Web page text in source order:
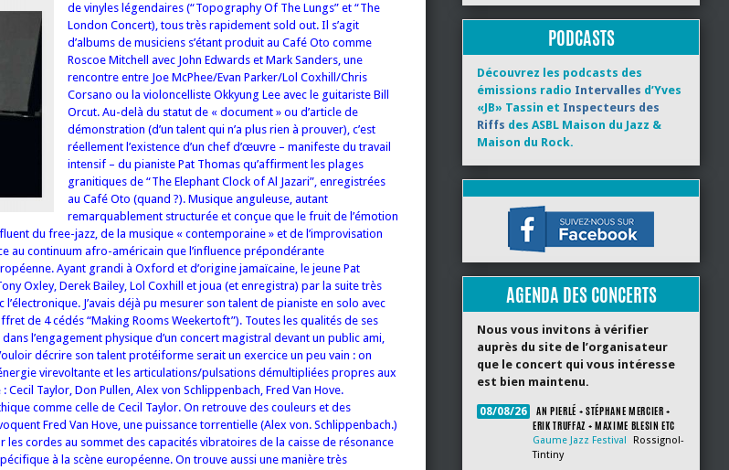
de vinyles légendaires (“Topography Of The Lungs” et “The
London Concert), tous très rapidement sold out. Il s’agit
d’albums de musiciens s’étant produit au Café Oto comme
Roscoe Mitchell avec John Edwards et Mark Sanders, une
rencontre entre Joe McPhee/Evan Parker/Lol Coxhill/Chris
Corsano ou la violoncelliste Okkyung Lee avec le guitariste Bill
Orcut. Au-delà du statut de « document » ou d’article de
démonstration (d’un talent qui n’a plus rien à prouver), c’est
réellement l’existence d’un chef d’œuvre – manifeste du travail
intensif – du pianiste Pat Thomas qu’affirment les plages
granitiques de “The Elephant Clock of Al Jazari”, enregistrées
au Café Oto (quand ?). Musique anguleuse, autant
remarquablement structurée et conçue que le fruit de l’émotion
du free-jazz, de la musique « contemporaine » et de l’improvisation
au continuum afro-américain que l’influence prépondérante
Ayant grandi à Oxford et d’origine jamaïcaine, le jeune Pat
Oxley, Derek Bailey, Lol Coxhill et joua (et enregistra) par la suite très
l’électronique. J’avais déjà pu mesurer son talent de pianiste en solo avec
de 4 cédés “Making Rooms Weekertoft”). Toutes les qualités de ses
l’engagement physique d’un concert magistral devant un public ami,
décrire son talent protéiforme serait un exercice un peu vain : on
virevoltante et les articulations/pulsations démultipliées propres aux
Taylor, Don Pullen, Alex von Schlippenbach, Fred Van Hove.
comme celle de Cecil Taylor. On retrouve des couleurs et des
Fred Van Hove, une puissance torrentielle (Alex von. Schlippenbach.)
les cordes au sommet des capacités vibratoires de la caisse de résonance
à la scène européenne. On trouve aussi une manière très
PODCASTS
Découvrez les podcasts des
émissions radio Intervalles d’Yves
«JB» Tassin et Inspecteurs des
Riffs des ASBL Maison du Jazz &
Maison du Rock.
AGENDA DES CONCERTS
Nous vous invitons à vérifier
auprès du site de l’organisateur
que le concert qui vous intéresse
est bien maintenu.
08/08/26
AN PIERLÉ + STÉPHANE MERCIER +
ERIK TRUFFAZ + MAXIME BLESIN ETC
Gaume Jazz Festival
Rossignol-
Tintiny